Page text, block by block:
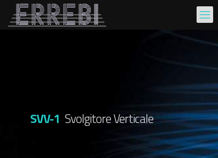
SVV-1 Svolgitore Verticale